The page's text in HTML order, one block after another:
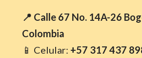
📍 Calle 67 No. 14A-26
Colombia
📱 Celular: +57 317 437